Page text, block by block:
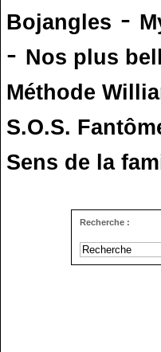
Bojangles -
- Nos plus
Méthode
S.O.S.
Sens de la
Recherche :